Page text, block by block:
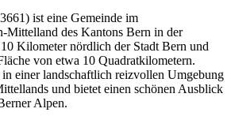
ist eine Gemeinde im
Mittelland des Kantons Bern in der
Kilometer nördlich der Stadt Bern und
von etwa 10 Quadratkilometern.
einer landschaftlich reizvollen Umgebung
und bietet einen schönen Ausblick
Alpen.